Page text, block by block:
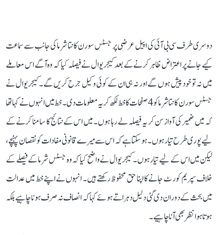
دوسری طرف سی بی آئی کی اپیل عرضی پر جسٹس سورن کانتا شرما کی جانب سے سماعت
کیے جانے پر اعتراض ظاہر کرنے کے بعد کیجریوال نے فیصلہ کیا کہ وہ آگے اس معاملے
میں نہ تو خود پیش ہوں گے اور نہ ہی ان کے کوئی وکیل جرح کریں گے۔ کیجریوال نے
جسٹس سورن کانتا شرما کو 4 صفحات کا خط لکھ کر یہ معلومات دی۔ خط میں انہوں نے کہا تھا
کہ میں ضمیر کی آواز سن کر یہ فیصلہ لے رہا ہوں۔ میں اس کے نتائج کا سامنا کرنے کے
لیے پوری طرح تیار ہوں۔ ہو سکتا ہے کہ اس سے میرے قانونی مفادات کو نقصان پہنچے،
لیکن میں اس کے لیے تیار ہوں۔ کیجریوال نے واضح کیا کہ وہ جسٹس شرما کے فیصلے کے
خلاف سپریم کورٹ جانے کا اپنا حق محفوظ رکھتے ہیں۔ انہوں نے اپنے خط میں عدالت
میں بحث کے دوران دی گئی دلیل دہراتے ہوئے کہا کہ انصاف نہ صرف ہونا چاہیے بلکہ
ہوتا ہوا نظر بھی آنا چاہیے۔